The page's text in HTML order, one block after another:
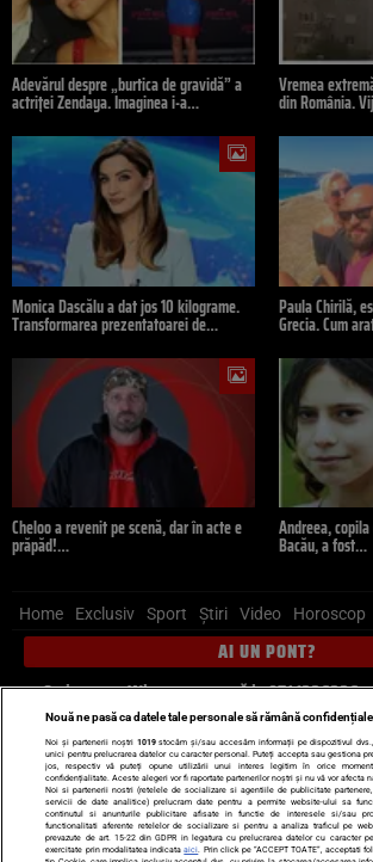
Adevărul despre „burtica de gravidă” a
actriței Zendaya. Imaginea i-a…
Vremea
din România.
Monica Dascălu a dat jos 10 kilograme.
Transformarea prezentatoarei de…
Paula Chirilă,
Grecia. Cum
Cheloo a revenit pe scenă, dar în acte e
prăpăd!…
Andreea,
Bacău, a fost…
Home Exclusiv Sport Știri Video Horoscop
AI UN PONT?
Scrie-ne pe Whatsapp, sună la 0741226226
pont@cancan.ro
Știri interne Știri externe
Ultimele stiri
Diete Insula Iubirii Dictionar
Horoscop
Nouă ne pasă ca datele tale personale să rămână confidențiale
Noi și partenerii noștri 1019stocăm și/sau accesăm informații pe dispozitivul
unici pentru prelucrarea datelor cu caracter personal. Puteți accepta sau gestiona
jos, respectiv vă puteți opune utilizării unui interes legitim în orice
confidențialitate. Aceste alegeri vor fi raportate partenerilor noștri și nu vă vor afecta
Noi si partenerii nostri (retelele de socializare si agentiile de publicitate
servicii de date analitice) prelucram date pentru a permite website-ului sa
continutul si anunturile publicitare afisate in functie de interesele si/sau
functionalitati aferente retelelor de socializare si pentru a analiza traficul pe
prevazute de art. 15-22 din GDPR in legatura cu prelucrarea datelor cu caracter
exercitate prin modalitatea indicataaici . Prin click pe “ACCEPT TOATE”, acceptati